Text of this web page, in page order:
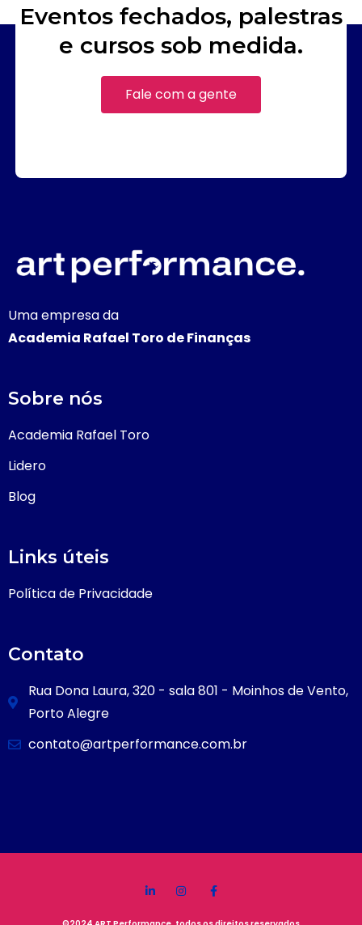
Eventos fechados, palestras
e cursos sob medida.
Fale com a gente
Uma empresa da
Academia Rafael Toro de Finanças
Sobre nós
Academia Rafael Toro
Lidero
Blog
Links úteis
Política de Privacidade
Contato
Rua Dona Laura, 320 - sala 801 - Moinhos de Vento,
Porto Alegre
contato@artperformance.com.br